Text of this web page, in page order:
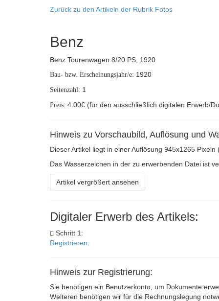
Zurück zu den Artikeln der Rubrik Fotos
Benz
Benz Tourenwagen 8/20 PS, 1920
Bau- bzw. Erscheinungsjahr/e: 1920
Seitenzahl: 1
Preis: 4.00€ (für den ausschließlich digitalen Erwerb/
Hinweis zu Vorschaubild, Auflösung und
Dieser Artikel liegt in einer Auflösung 945x1265
Das Wasserzeichen in der zu erwerbenden Datei ist
Artikel vergrößert ansehen
Digitaler Erwerb des Artikels:
Schritt 1:
Registrieren.
Hinweis zur Registrierung:
Sie benötigen ein Benutzerkonto, um Dokumente
Weiteren benötigen wir für die Rechnungslegung